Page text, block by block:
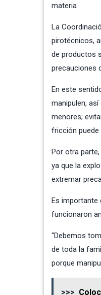
materia
La
pirotécnicos,
de productos
precauciones
En este
manipulen,
menores;
fricción puede
Por otra
ya que la
extremar
Es importante
funcionaron
“Debemos
de toda la
porque
>>>